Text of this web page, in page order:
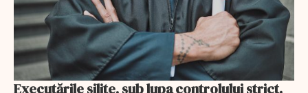
Executările silite, sub lupa controlului strict.